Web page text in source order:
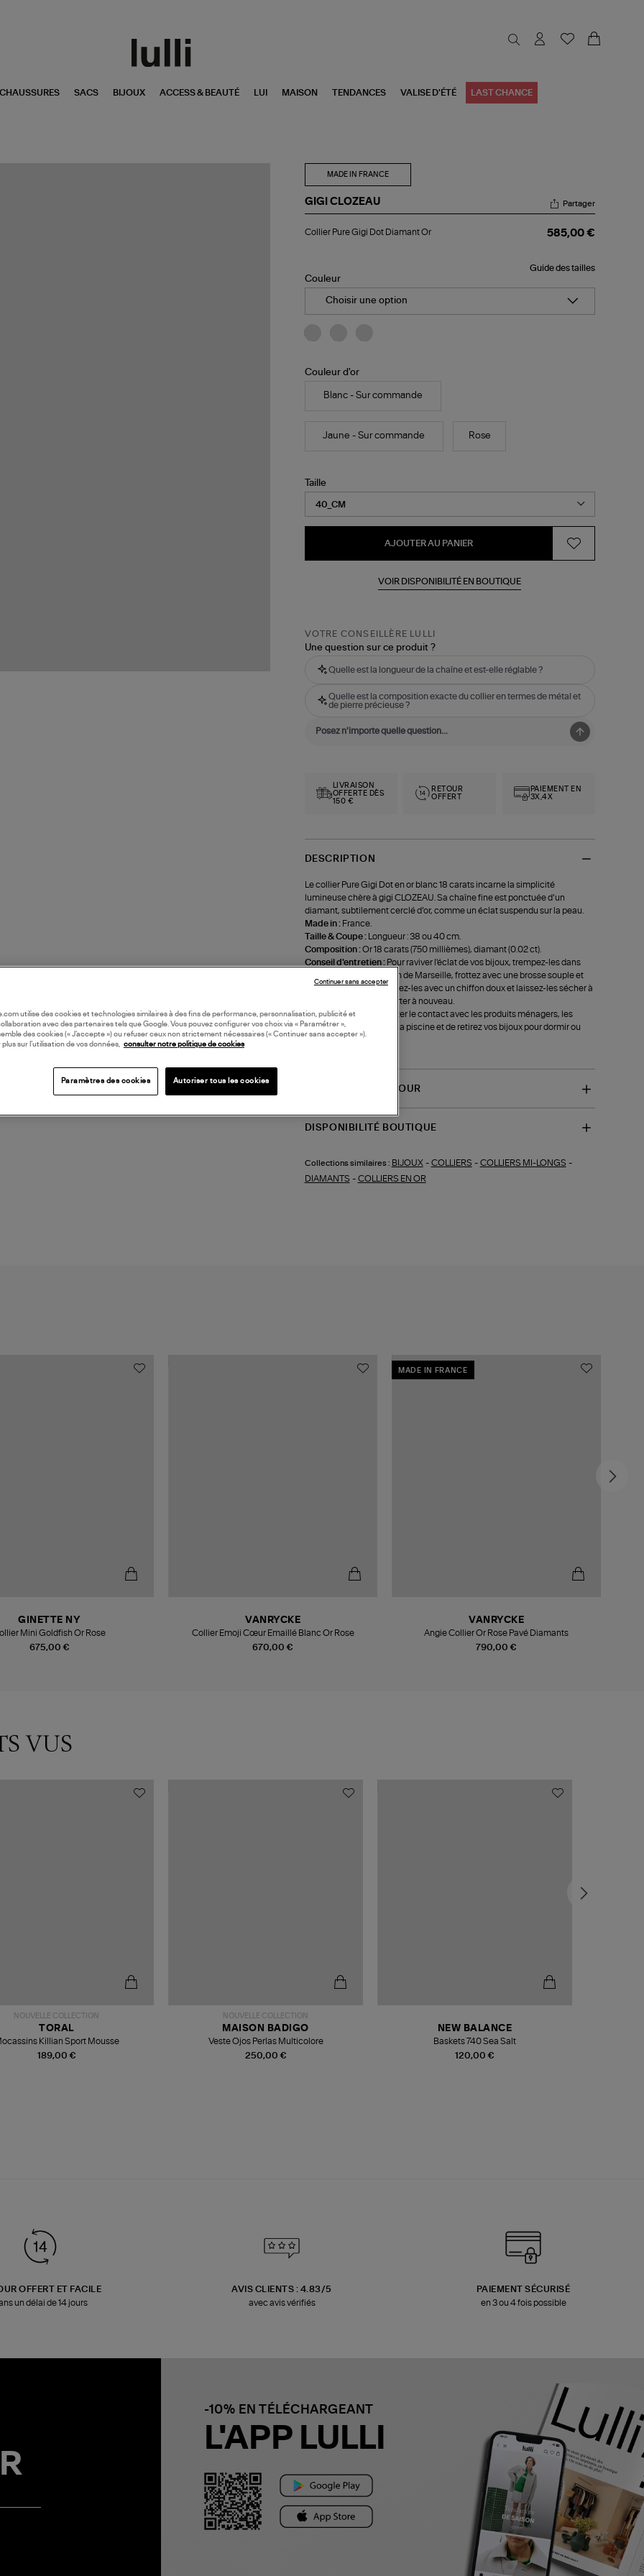
CHAUSSURES SACS BIJOUX ACCESS & BEAUTÉ LUI MAISON TENDANCES VALISE D'ÉTÉ LAST CHANCE
MADE IN FRANCE
GIGI CLOZEAU
Pure
Or
Partager
Collier Pure Gigi Dot Diamant Or 585,00 €
Guide des tailles
Couleur
Choisir une option
Couleur d'or
Blanc - Sur commande
Jaune - Sur commande Rose
Taille
AJOUTER AU PANIER
VOIR DISPONIBILITÉ EN BOUTIQUE
VOTRE CONSEILLÈRE LULLI
Une question sur ce produit ?
Quelle est la longueur de la chaîne et est-elle réglable ?
Quelle est la composition exacte du collier en termes de métal et
de pierre précieuse ?
LIVRAISON
OFFERTE DÈS
150 €
RETOUR
OFFERT
PAIEMENT EN
3X,4X
DESCRIPTION
Le collier Pure Gigi Dot en or blanc 18 carats incarne la simplicité
lumineuse chère à gigi CLOZEAU. Sa chaîne fine est ponctuée d’un
diamant, subtilement cerclé d’or, comme un éclat suspendu sur la peau.
Made in : France.
Taille & Coupe :
Longueur : 38 ou 40 cm.
Composition :Or 18 carats (750 millièmes), diamant (0.02 ct).
Conseil d'entretien : Pour raviver l'éclat de vos bijoux, trempez-les dans
l'eau tiède avec du savon de Marseille, frottez avec une brosse souple et
rincez à l'eau clair. Essuyez-les avec un chiffon doux et laissez-les sécher à
l'air libre avant de les porter à nouveau.
Il est recommandé d'éviter le contact avec les produits ménagers, les
cosmétiques, la mer ou la piscine et de retirez vos bijoux pour dormir ou
faire du sport.
LIVRAISON ET RETOUR
DISPONIBILITÉ BOUTIQUE
Collections similaires : BIJOUX- COLLIERS - COLLIERS MI-LONGS -
DIAMANTS - COLLIERS EN OR
675,00 €
GINETTE NY
Mini Goldfish Or Rose
670,00 €
VANRYCKE
Collier Emoji Cœur Emaillé Blanc Or Rose
MADE IN FRANCE
790,00 €
VANRYCKE
Angie Collier Or Rose Pavé Diamants
VUS
NOUVELLE COLLECTION
189,00 €
TORAL
Killian Sport Mousse
NOUVELLE COLLECTION
250,00 €
MAISON BADIGO
Veste Ojos Perlas Multicolore
120,00 €
NEW BALANCE
Baskets 740 Sea Salt
OFFERT ET FACILE
un délai de 14 jours
AVIS CLIENTS : 4.83/5
avec avis vérifiés
PAIEMENT SÉCURISÉ
en 3 ou 4 fois possible
-10% EN TÉLÉCHARGEANT
L'APP LULLI
utilise des cookies et technologies similaires à des fins de performance, personnalisation, publicité et
avec des partenaires tels que Google. Vous pouvez configurer vos choix via « Paramétrer »,
des cookies (« J’accepte ») ou refuser ceux non strictement nécessaires (« Continuer sans accepter »).
plus sur l’utilisation de vos données, consulter notre politique de cookies
Paramètres des cookies Autoriser tous les cookies
Continuer sans accepter